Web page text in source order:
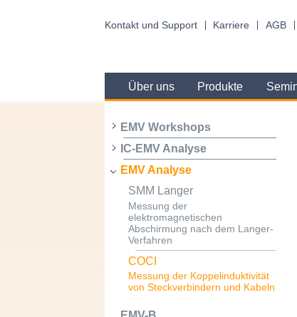
Kontakt und Support Karriere AGB
Über uns Produkte
EMV Workshops
IC-EMV Analyse
EMV Analyse
SMM Langer
Messung der
elektromagnetischen
Abschirmung nach dem Langer-
Verfahren
COCI
Messung der Koppelinduktivität
von Steckverbindern und Kabeln